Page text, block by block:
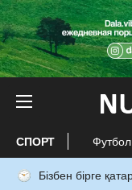
СПОРТ Футбол
Бізбен бірге